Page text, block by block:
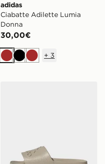
adidas
Ciabatte Adilette Lumia
Donna
30,00€
Marrone
NeroMarrone
+ 3